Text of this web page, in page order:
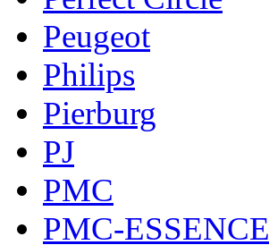
Peugeot
Philips
Pierburg
PJ
PMC
PMC-ESSENCE